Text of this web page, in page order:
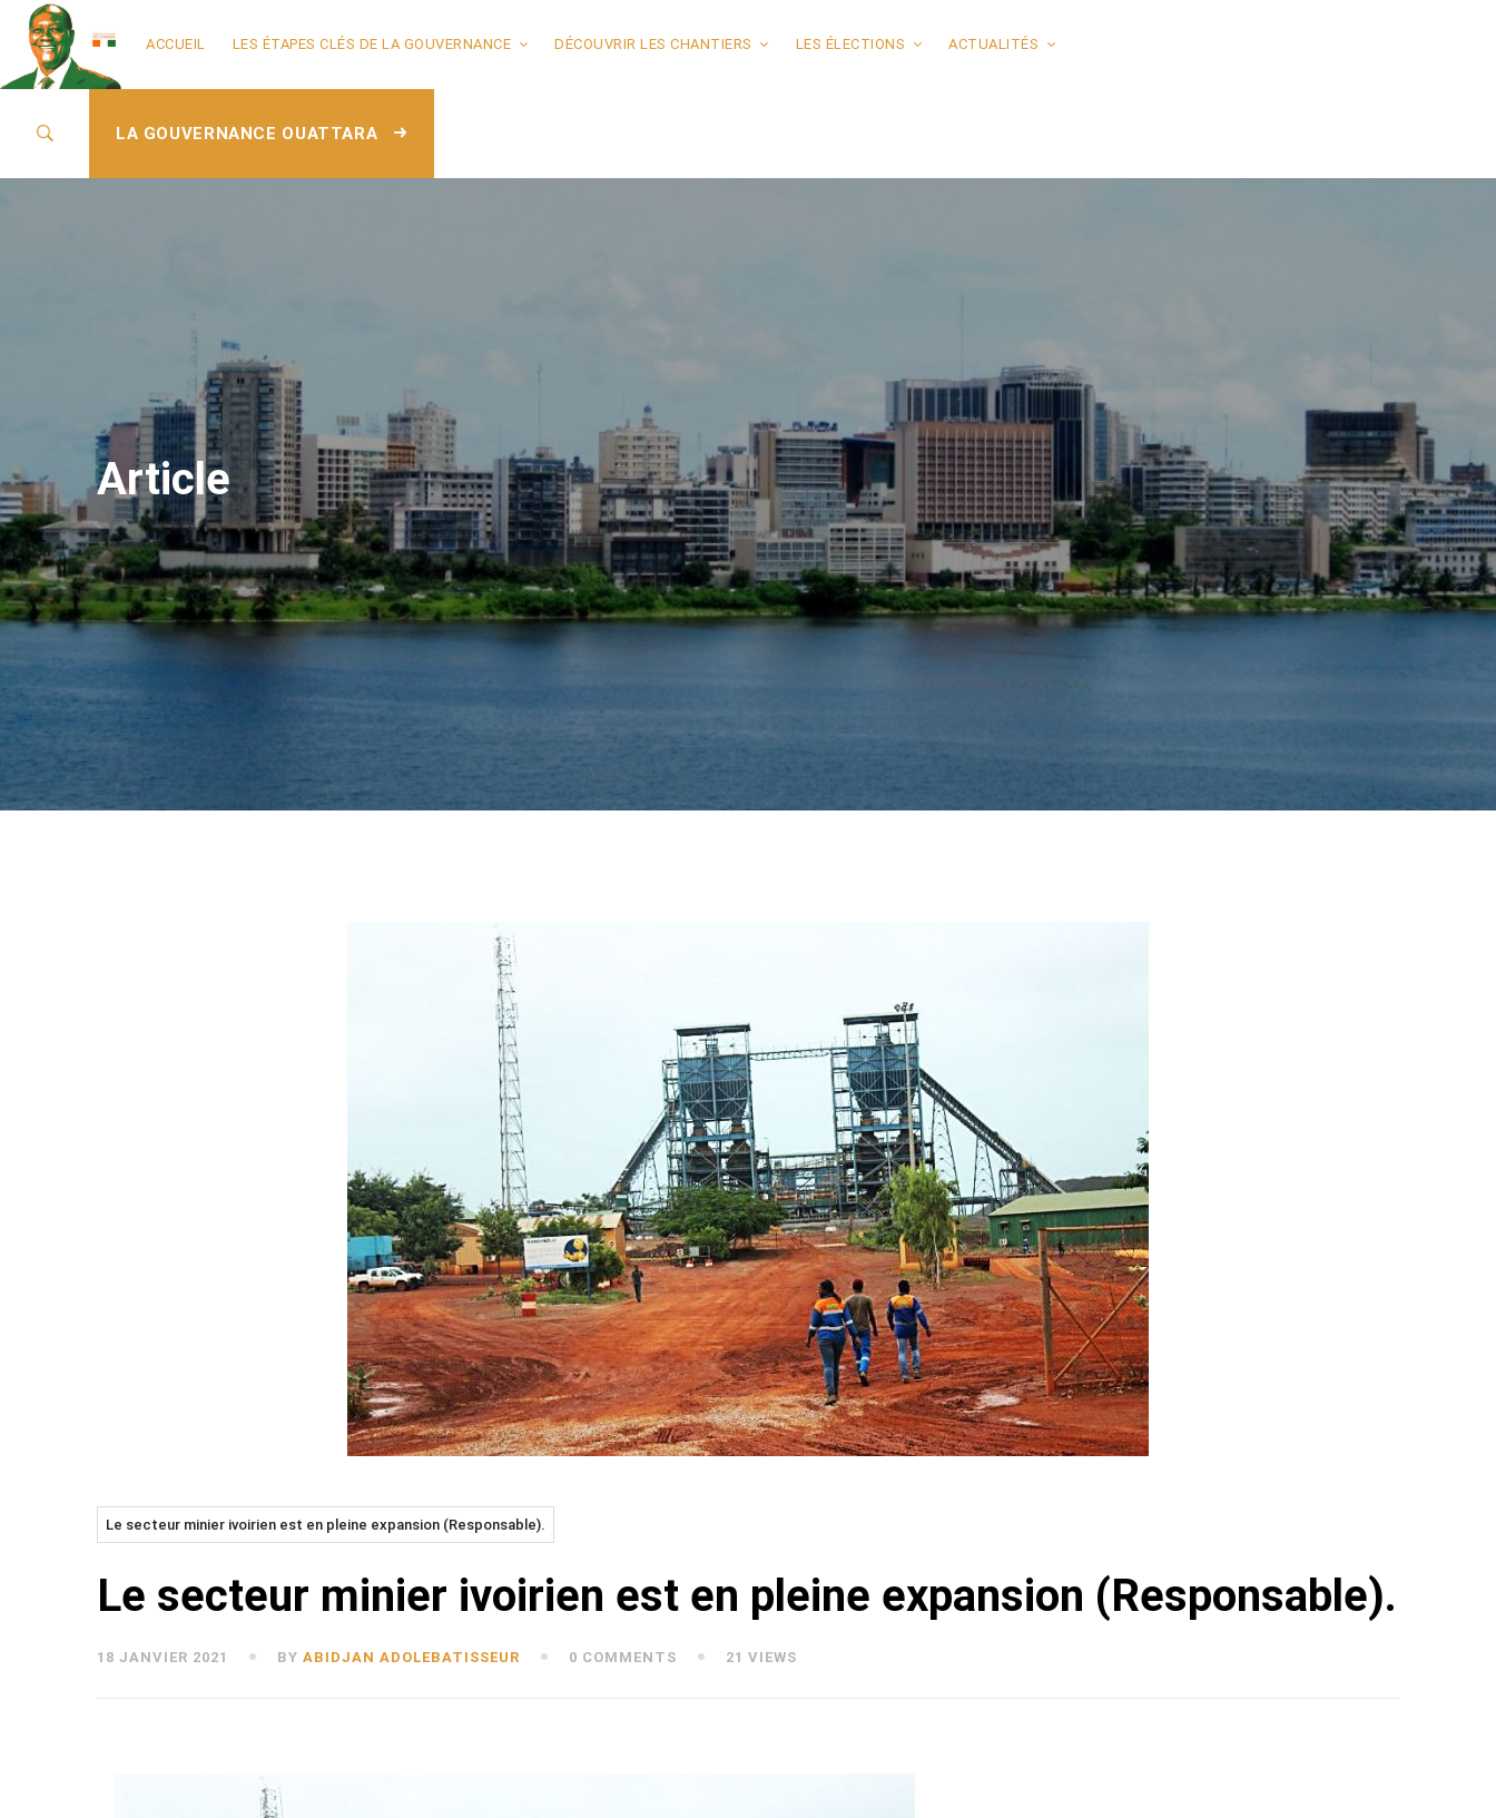
ACCUEIL LES ÉTAPES CLÉS DE LA GOUVERNANCE DÉCOUVRIR LES CHANTIERS LES ÉLECTIONS ACTUALITÉS
LA GOUVERNANCE OUATTARA
Article
Le secteur minier ivoirien est en pleine expansion (Responsable).
Le secteur minier ivoirien est en pleine expansion (Responsable).
18 JANVIER 2021 BY ABIDJAN ADOLEBATISSEUR 0 COMMENTS 21 VIEWS